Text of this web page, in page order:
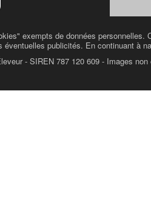
exempts de données
éventuelles publicités. En continuant à
- SIREN 787 120 609 - Images